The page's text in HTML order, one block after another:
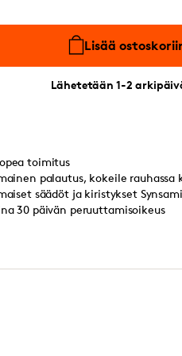
Lisää
Lähetetään 1-2
toimitus
palautus, kokeile rauhassa
säädöt ja kiristykset
30 päivän peruuttamisoikeus